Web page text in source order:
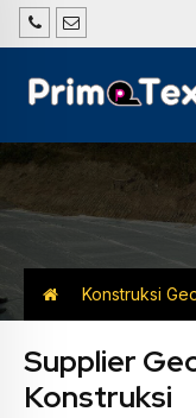
Konstruksi
Konstruksi Geotextile
Supplier
Konstruksi